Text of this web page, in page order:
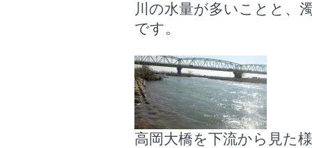
川の水量が多いことと、
です。
高岡大橋を下流から見た